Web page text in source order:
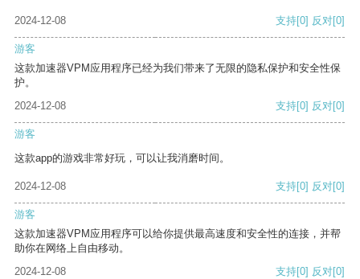
2024-12-08 支持[0] 反对[0]
游客
这款加速器VPM应用程序已经为我们带来了无限的隐私保护和安全性保
护。
2024-12-08
支持[0] 反对[0]
游客
这款app的游戏非常好玩，可以让我消磨时间。
2024-12-08 支持[0] 反对[0]
游客
这款加速器VPM应用程序可以给你提供最高速度和安全性的连接，并帮
助你在网络上自由移动。
2024-12-08
支持[0] 反对[0]